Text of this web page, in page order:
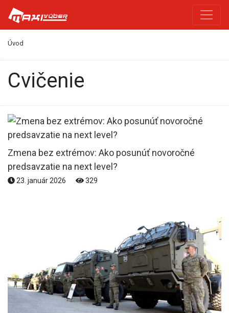
Úvod
cvičenie
Zmena bez extrémov: Ako posunúť novoročné
predsavzatie na next level?
23. január 2026 329